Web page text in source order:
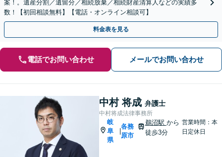
案！。遺産分割／遺留分／相続放棄／相続財産清算人などの実績多
数！【初回相談無料】【電話・オンライン相談可】
料金表を見る
電話でお問い合わせ メールでお問い合わせ
中村 将成 弁護士
中村将成法律事務所
岐
阜
県
各務
原市
鵜沼駅 から
徒歩3分
営業時間：本
日定休日